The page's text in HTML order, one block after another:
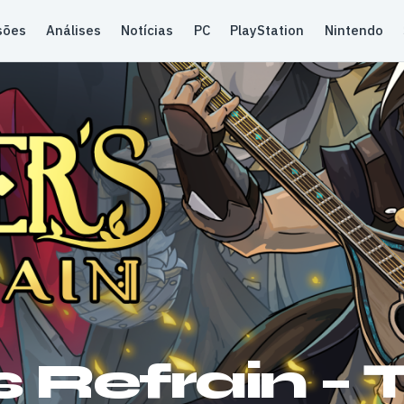
Análises Notícias PC PlayStation Nintendo
Refrain –